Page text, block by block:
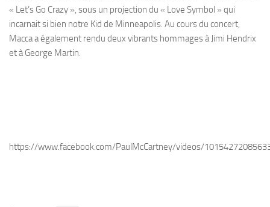
« Let’s Go Crazy », sous un projection du « Love Symbol » qui
incarnait si bien notre Kid de Minneapolis. Au cours du concert,
Macca a également rendu deux vibrants hommages à Jimi Hendrix
et à George Martin.
https://www.facebook.com/PaulMcCartney/videos/